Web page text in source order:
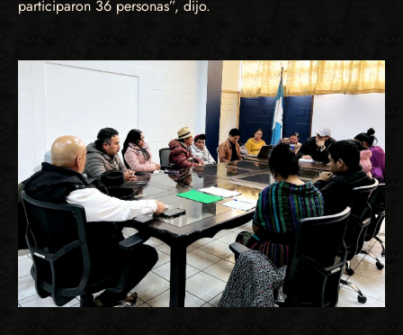
participaron 36 personas”, dijo.